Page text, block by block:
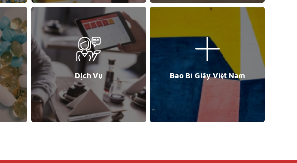
Dịch Vụ Bao Bì Giấy Việt Nam